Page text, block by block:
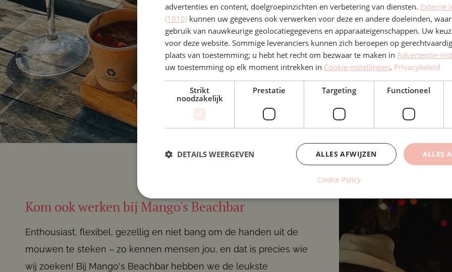
Voor een gezellige
Beachbar staat
Neem contact met ons
Kom ook werken bij Mango's Beachbar
Enthousiast, flexibel, gezellig en niet bang om de handen uit de
mouwen te steken – zo kennen mensen jou, en dat is precies wie
wij zoeken! Bij Mango's Beachbar hebben we de leukste
advertenties en content, doelgroepinzichten en verbetering van diensten. Externe
(1910) kunnen uw gegevens ook verwerken voor deze en andere doeleinden,
gebruik van nauwkeurige geolocatiegegevens en apparaateigenschappen. Uw
voor deze website. Sommige leveranciers kunnen zich beroepen op
plaats van toestemming; u hebt het recht om bezwaar te maken in Advertentie-
uw toestemming op elk moment intrekken in Cookie-instellingen. Privacybeleid
Strikt
noodzakelijk
Prestatie Targeting
Functioneel
ALLES
ALLES AFWIJZEN
DETAILS WEERGEVEN
Cookie Policy